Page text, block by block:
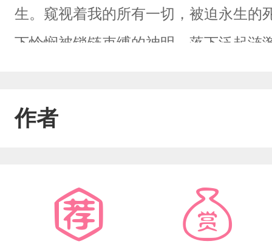
生。窥视着我的所有一切，被迫永生的
下怜悯被锁链束缚的神明，落下泛起涟
作者